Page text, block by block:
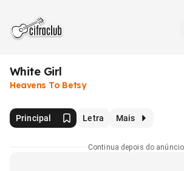
White Girl
Heavens To Betsy
Principal Letra Mais
Continua depois do anúncio